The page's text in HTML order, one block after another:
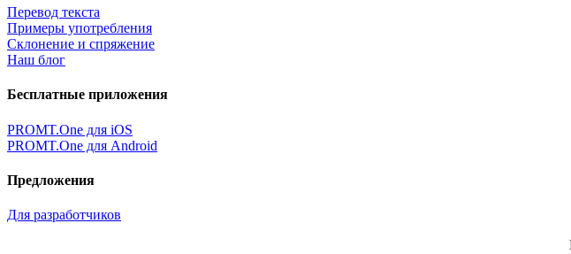
Перевод текста
Примеры употребления
Склонение и спряжение
Наш блог
Бесплатные приложения
PROMT.One для iOS
PROMT.One для Android
Предложения
Для разработчиков